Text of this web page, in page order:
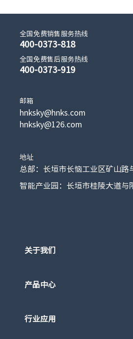
全国免费销售服务热线
400-0373-818
全国免费售后服务热线
400-0373-919
邮箱
hnksky@hnks.com
hnksky@126.com
地址
总部：长垣市长恼工业区矿山路
智能产业园：长垣市桂陵大道与
关于我们
产品中心
行业应用